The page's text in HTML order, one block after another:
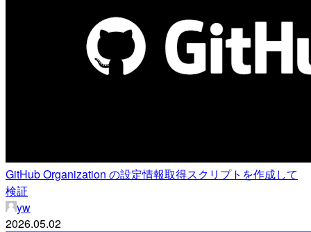
GitHub Organization の設定情報取得スクリプトを作成して
検証
yw
2026.05.02